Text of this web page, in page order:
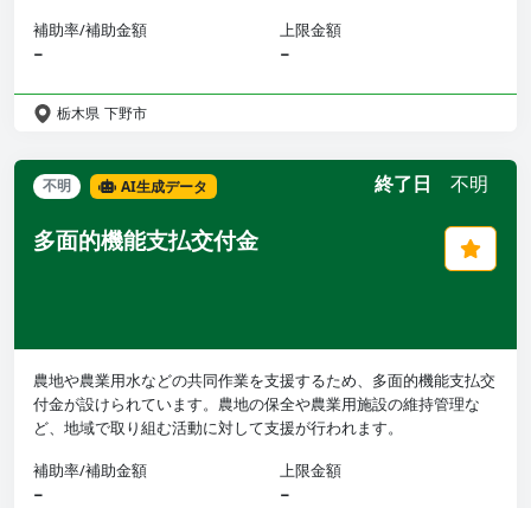
補助率/補助金額
−
上限金額
−
栃木県 下野市
不明 AI生成データ 終了日 不明
多面的機能支払交付金
農地や農業用水などの共同作業を支援するため、多面的機能支払交
付金が設けられています。農地の保全や農業用施設の維持管理な
ど、地域で取り組む活動に対して支援が行われます。
補助率/補助金額
−
上限金額
−